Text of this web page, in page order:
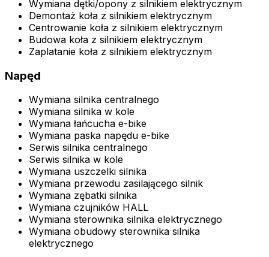
Wymiana dętki/opony z silnikiem elektrycznym
Demontaż koła z silnikiem elektrycznym
Centrowanie koła z silnikiem elektrycznym
Budowa koła z silnikiem elektrycznym
Zaplatanie koła z silnikiem elektrycznym
Napęd
Wymiana silnika centralnego
Wymiana silnika w kole
Wymiana łańcucha e-bike
Wymiana paska napędu e-bike
Serwis silnika centralnego
Serwis silnika w kole
Wymiana uszczelki silnika
Wymiana przewodu zasilającego silnik
Wymiana zębatki silnika
Wymiana czujników HALL
Wymiana sterownika silnika elektrycznego
Wymiana obudowy sterownika silnika
elektrycznego